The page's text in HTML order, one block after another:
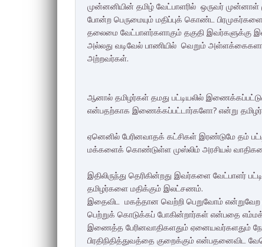
முன்னனியின் தமிழ் வேட்பாளரில் ஒருவர்
போன்ற பெருமையும் மதிப்புக் கொண்ட
தலைமை வேட்பாளர்களாகும் தகுதி
அல்லது வடிவேல் பாணியில் வெறும்
அற்றவர்கள்.
ஆனால் தமிழர்கள் தமது பட்டியலில்
என்பதற்காக இணைக்கப்பட்டார்களோ? என்று
ஏனெனில் பேரினவாதக் கட்சிகள் இரண்டுமே தம்
மக்களைக் கொண்டுள்ள முஸ்லிம் அரசியல்
இதிலிருந்து தெரிகின்றது இவர்களை வேட்பாளர்
தமிழர்களை மதிக்கும் இலட்சணம்.
இதைவிட மகத்தான வெற்றி பெறுவோம் என்றுவேற
பெற்றுக் கொடுக்கப் போகின்றார்கள் என்பதை
இணைத்த பேரினவாதிகளதும் ஏனையவர்களதும்
பிரதிநிதித்துவத்தை குறைக்கும் என்பதனைவிட